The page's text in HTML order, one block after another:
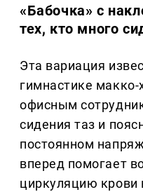
«Бабочка» с
тех, кто много
Эта вариация
гимнастике макко-
офисным
сидения таз и
постоянном
вперед помогает
циркуляцию крови